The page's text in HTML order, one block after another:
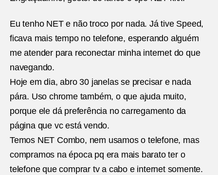
Eu tenho NET e não troco por nada. Já tive Speed,
ficava mais tempo no telefone, esperando alguém
me atender para reconectar minha internet do que
navegando.
Hoje em dia, abro 30 janelas se precisar e nada
pára. Uso chrome também, o que ajuda muito,
porque ele dá preferência no carregamento da
página que vc está vendo.
Temos NET Combo, nem usamos o telefone, mas
compramos na época pq era mais barato ter o
telefone que comprar tv a cabo e internet somente.